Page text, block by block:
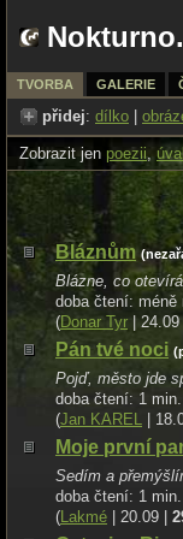
TVORBA GALERIE
přidej: dílko
Zobrazit jen poezii,
Bláznům
Blázne, co
doba čtení: méně
(Donar Tyr |
Pán tvé noci
Pojď, město jde
doba čtení: 1 min.
(Jan KAREL |
Moje první
Sedím a
doba čtení: 1 min.
(Lakmé | 20.09 |